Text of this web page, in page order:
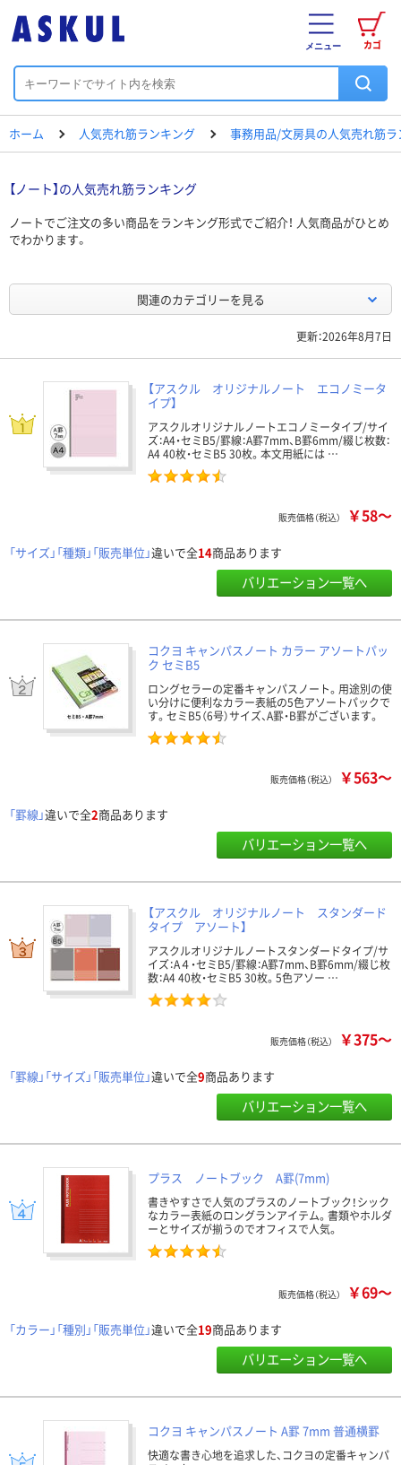
カゴ
メニュー
ホーム 人気売れ筋ランキング 事務用品/文房具の人気売れ筋ラ
【ノート】の人気売れ筋ランキング
ノートでご注文の多い商品をランキング形式でご紹介！ 人気商品がひとめ
でわかります。
関連のカテゴリーを見る
更新：2026年8月7日
【アスクル オリジナルノート エコノミータ
イプ】
アスクルオリジナルノートエコノミータイプ/サイ
ズ：A4・セミB5/罫線：A罫7mm、B罫6mm/綴じ枚数：
A4 40枚・セミB5 30枚。本文用紙には …
販売価格（税込） ￥58～
「サイズ」「種類」「販売単位」違いで全14商品あります
バリエーション一覧へ
コクヨ キャンパスノート カラー アソートパッ
ク セミB5
ロングセラーの定番キャンパスノート。用途別の使
い分けに便利なカラー表紙の5色アソートパックで
す。セミB5（6号）サイズ、A罫・B罫がございます。
販売価格（税込） ￥563～
「罫線」違いで全2商品あります
バリエーション一覧へ
【アスクル オリジナルノート スタンダード
タイプ アソート】
アスクルオリジナルノートスタンダードタイプ/サ
イズ：A４・セミB5/罫線：A罫7mm、B罫6mm/綴じ枚
数：A4 40枚・セミB5 30枚。5色アソー …
販売価格（税込） ￥375～
「罫線」「サイズ」「販売単位」違いで全9商品あります
バリエーション一覧へ
プラス ノートブック A罫(7mm)
書きやすさで人気のプラスのノートブック！シック
なカラー表紙のロングランアイテム。書類やホルダ
ーとサイズが揃うのでオフィスで人気。
販売価格（税込） ￥69～
「カラー」「種別」「販売単位」違いで全19商品あります
バリエーション一覧へ
コクヨ キャンパスノート A罫 7mm 普通横罫
快適な書き心地を追求した、コクヨの定番キャンパ